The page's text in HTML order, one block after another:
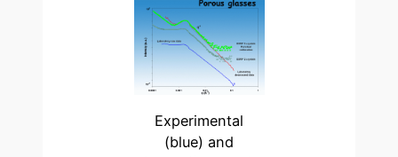
Experimental
(blue) and